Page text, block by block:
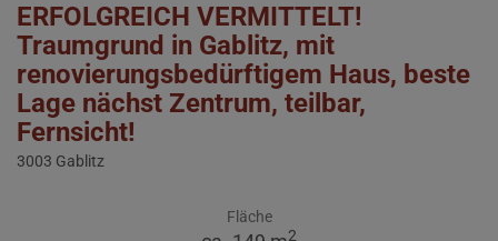
ERFOLGREICH VERMITTELT!
Traumgrund in Gablitz, mit
renovierungsbedürftigem Haus, beste
Lage nächst Zentrum, teilbar,
Fernsicht!
3003 Gablitz
Fläche
2